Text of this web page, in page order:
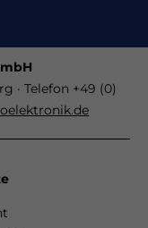
· Telefon +49 (0)